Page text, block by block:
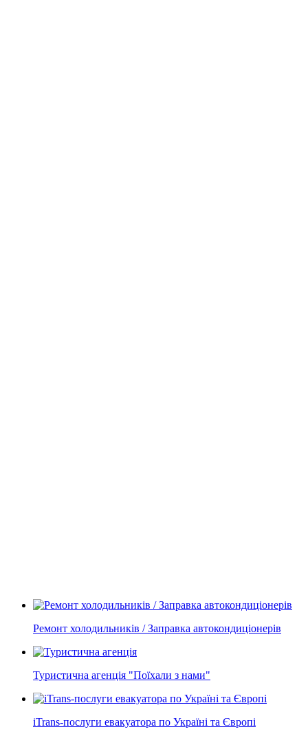
Ремонт холодильників / Заправка автокондиціонерів
Туристична агенція "Поїхали з нами"
iTrans-послуги евакуатора по Україні та Європі